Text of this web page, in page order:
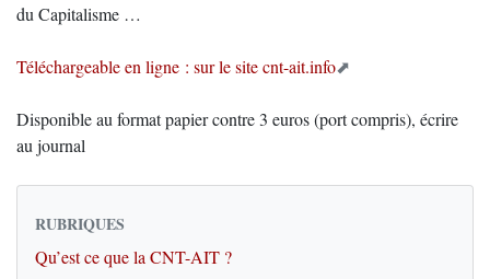
du Capitalisme …
Téléchargeable en ligne : sur le site cnt-ait.info
Disponible au format papier contre 3 euros (port compris), écrire
au journal
RUBRIQUES
Qu’est ce que la CNT-AIT ?